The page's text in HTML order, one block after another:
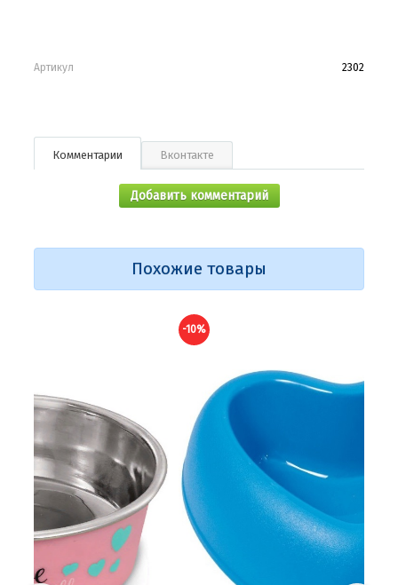
Артикул 2302
Комментарии Вконтакте
Добавить комментарий
Похожие товары